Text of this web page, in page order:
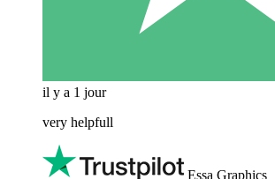
il y a 1 jour
very helpfull
Essa Graphics